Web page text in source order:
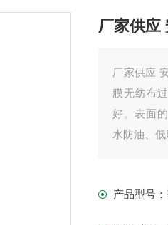
厂家供应
厂家供应
膜无纺布
好。表面
水防油、
产品型号：